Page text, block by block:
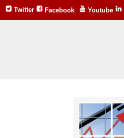
Twitter Facebook Youtube